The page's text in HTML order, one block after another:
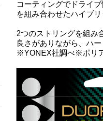
コーティングでドライ
を組み合わせたハイブリ
2つのストリングを組
良さがありながら、ハ
※YONEX社調べ※ポリ